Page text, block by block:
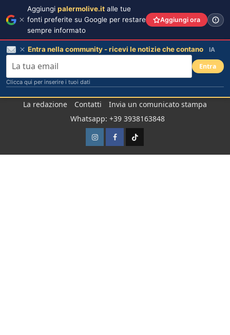
La redazione Contatti
Invia un comunicato stampa
Whatsapp: +39 3938163848
InstagramFacebook
TikTok
Aggiungi palermolive.it alle tue
fonti preferite su Google per restare
sempre informato
Aggiungi ora
Entra nella community - ricevi le notizie che contano IA
Entra
Clicca qui per inserire i tuoi dati